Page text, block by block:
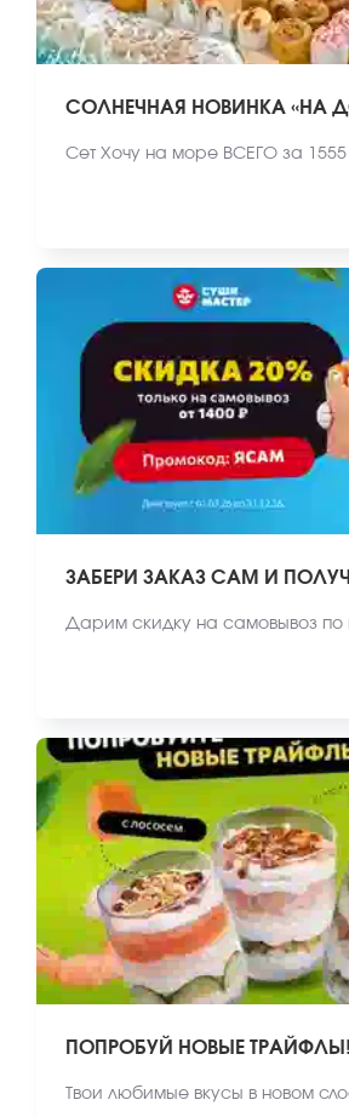
СОЛНЕЧНАЯ НОВИНКА «НА
Сет Хочу на море ВСЕГО за
ЗАБЕРИ ЗАКАЗ САМ И
Дарим скидку на самовывоз
ПОПРОБУЙ НОВЫЕ ТРАЙФЛЫ!
Твои любимые вкусы в новом